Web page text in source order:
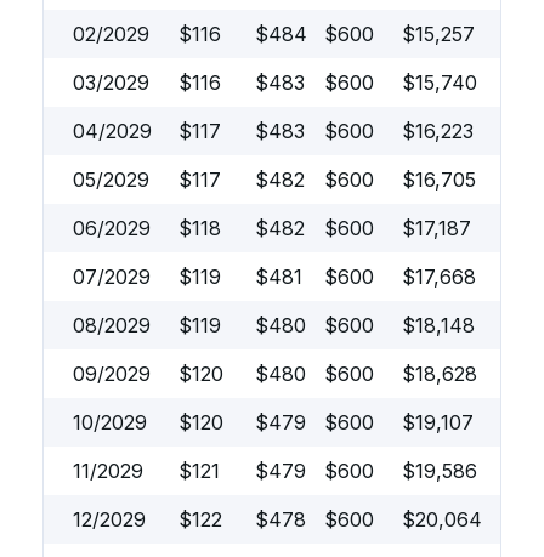
02/2029
$116 $484 $600 $15,257
03/2029
$116 $483 $600 $15,740
04/2029
$117 $483 $600 $16,223
05/2029
$117 $482 $600 $16,705
06/2029
$118 $482 $600 $17,187
07/2029
$119 $481 $600 $17,668
08/2029
$119 $480 $600 $18,148
09/2029
$120 $480 $600 $18,628
10/2029
$120 $479 $600 $19,107
11/2029
$121 $479 $600 $19,586
12/2029
$122 $478 $600 $20,064